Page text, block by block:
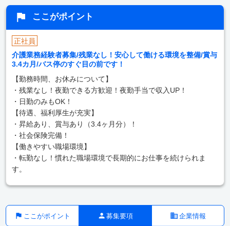
ここがポイント
正社員
介護業務経験者募集/残業なし！安心して働ける環境を整備/賞与
3.4カ月/バス停のすぐ目の前です！
【勤務時間、お休みについて】
・残業なし！夜勤できる方歓迎！夜勤手当で収入UP！
・日勤のみもOK！
【待遇、福利厚生が充実】
・昇給あり、賞与あり（3.4ヶ月分）！
・社会保険完備！
【働きやすい職場環境】
・転勤なし！慣れた職場環境で長期的にお仕事を続けられま
す。
ここがポイント 募集要項 企業情報